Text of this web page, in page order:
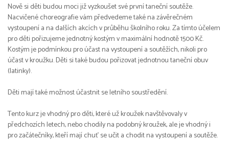
Nově si děti budou moci již vyzkoušet své první taneční soutěže.
Nacvičené choreografie vám předvedeme také na závěrečném
vystoupení a na dalších akcích v průběhu školního roku. Za tímto účelem
pro děti pořizujeme jednotný kostým v maximální hodnotě 1500 Kč.
Kostým je podmínkou pro účast na vystoupení a soutěžích, nikoli pro
účast v kroužku. Děti si také budou pořizovat jednotnou taneční obuv
(latinky).
Děti mají také možnost účastnit se letního soustředění.
Tento kurz je vhodný pro děti, které už kroužek navštěvovaly v
předchozích letech, nebo chodily na podobný kroužek, ale je vhodný i
pro začátečníky, kteří mají chuť se učit a chodit na vystoupení a soutěže.